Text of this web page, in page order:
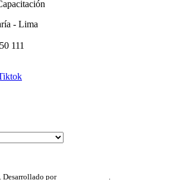
- Lima
111
Desarrollado por .